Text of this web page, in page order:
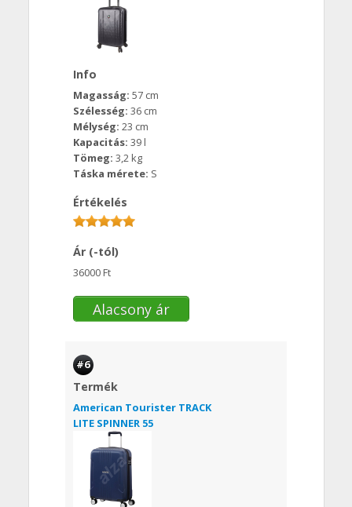
Info
Magasság: 57 cm
Szélesség: 36 cm
Mélység: 23 cm
Kapacitás: 39 l
Tömeg: 3,2 kg
Táska mérete: S
Értékelés
Ár (-tól)
36000 Ft
Alacsony ár
#6
Termék
American Tourister TRACK
LITE SPINNER 55